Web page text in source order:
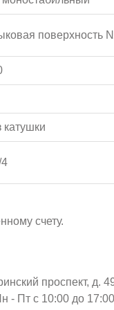
поверхность
катушки
счету.
проспект, д.
- Пт с 10:00 до